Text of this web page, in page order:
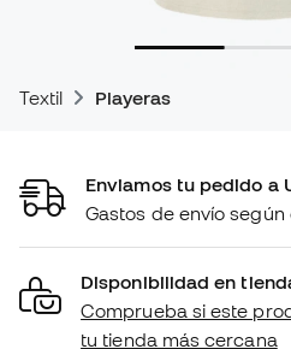
Textil Playeras
Enviamos tu pedido a
Gastos de envío
Disponibilidad en
Comprueba si este
tu tienda más cercana